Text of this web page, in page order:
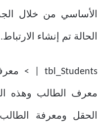
الأساسي من خلال
الحالة تم إنشاء الارتباط.
tbl_Students | > معرف
معرف الطالب وهذه
الحقل ومعرفة